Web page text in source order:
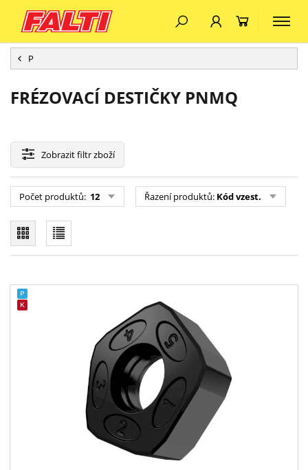
P
FRÉZOVACÍ DESTIČKY PNMQ
Zobrazitfiltr zboží
Počet produktů: 12 Řazení produktů: Kód vzest.